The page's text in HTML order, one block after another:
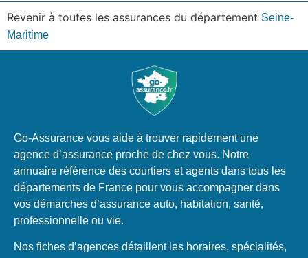
Revenir à toutes les assurances du département Seine-
Maritime
Go-Assurance vous aide à trouver rapidement une
agence d’assurance proche de chez vous. Notre
annuaire référence des courtiers et agents dans tous les
départements de France pour vous accompagner dans
vos démarches d’assurance auto, habitation, santé,
professionnelle ou vie.
Nos fiches d’agences détaillent les horaires, spécialités,